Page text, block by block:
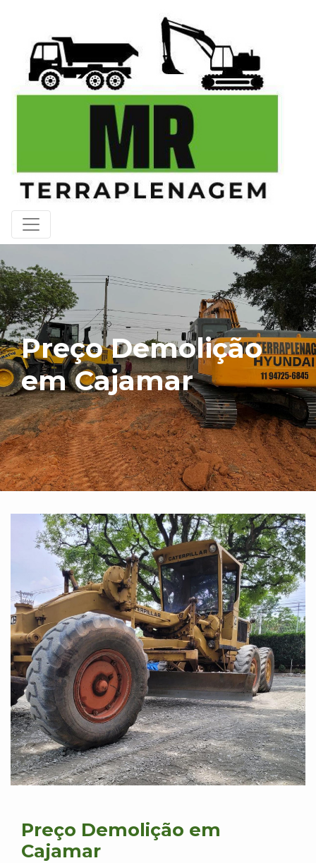
Preço Demolição
em Cajamar
Preço Demolição em
Cajamar